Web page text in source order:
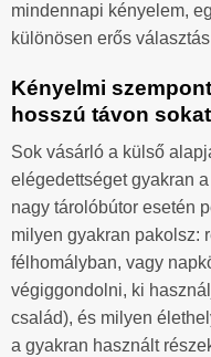
mindennapi kényelem,
különösen erős
Kényelmi
hosszú távon
Sok vásárló a külső
elégedettséget gyakran
nagy tárolóbútor esetén
milyen gyakran pakolsz:
félhomályban, vagy
végiggondolni, ki
család), és milyen
a gyakran használt